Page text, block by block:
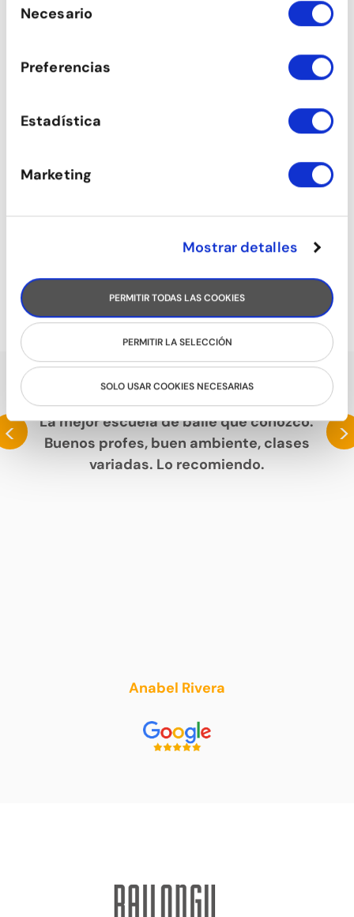
de sus servicios.
deNecesario
Preferencias
Estadística
Marketing
Mostrar detalles
PERMITIR TODAS LAS COOKIES
PERMITIR LA SELECCIÓN
SOLO USAR COOKIES NECESARIAS
BALLFITNESS
HABLAN DE NOSOTROS
<
La mejor escuela de baile que conozco.
Buenos profes, buen ambiente, clases
variadas. Lo recomiendo.
Anabel Rivera
>